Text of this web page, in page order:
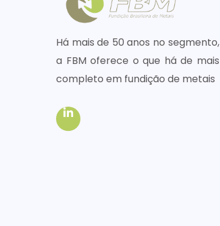
Há mais de 50 anos no segmento,
a FBM oferece o que há de mais
completo em fundição de metais